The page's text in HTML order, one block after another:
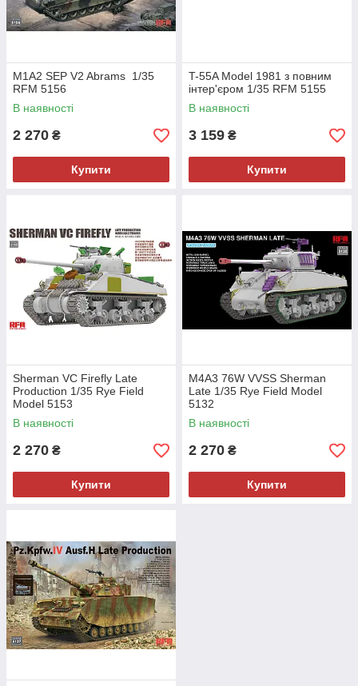
M1A2 SEP V2 Abrams 1/35
RFM 5156
В наявності
2 270 ₴
Купити
T-55A Model 1981 з повним
інтер'єром 1/35 RFM 5155
В наявності
3 159 ₴
Купити
Sherman VC Firefly Late
Production 1/35 Rye Field
Model 5153
В наявності
2 270 ₴
Купити
M4A3 76W VVSS Sherman
Late 1/35 Rye Field Model
5132
В наявності
2 270 ₴
Купити